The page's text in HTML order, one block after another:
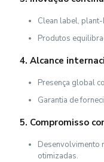
Clean label,
Produtos
4. Alcance
Presença global
Garantia de
5. Compromisso
Desenvolvimento
otimizadas.